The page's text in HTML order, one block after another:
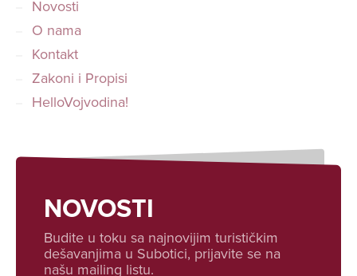
Novosti
O nama
Kontakt
Zakoni i Propisi
HelloVojvodina!
NOVOSTI
Budite u toku sa najnovijim turističkim
dešavanjima u Subotici, prijavite se na
našu mailing listu.